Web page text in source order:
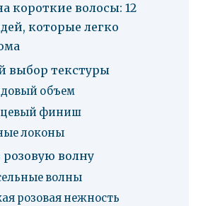
короткие волосы: 12
которые легко
выбор текстуры
объем
финиш
локоны
волну
волны
розовая нежность